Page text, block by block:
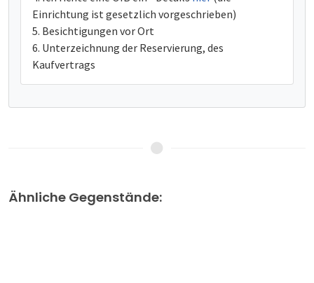
Einrichtung ist gesetzlich vorgeschrieben)
Besichtigungen vor Ort
Unterzeichnung der Reservierung, des
Kaufvertrags
Ähnliche Gegenstände: